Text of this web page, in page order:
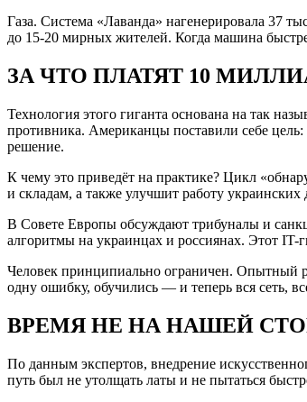
Газа. Система «Лаванда» нагенерировала 37
до 15-20 мирных жителей. Когда машина
ЗА ЧТО ПЛАТЯТ 10
Технология этого гиганта основана на так
противника. Американцы поставили себе
решение.
К чему это приведёт на практике? Цикл
и складам, а также улучшит работу
В Совете Европы обсуждают трибуналы и
алгоритмы на украинцах и россиянах. Этот
Человек принципиально ограничен. Опытный
одну ошибку, обучились — и теперь вся сеть,
ВРЕМЯ НЕ НА НАШЕЙ
По данным экспертов, внедрение
путь был не утолщать латы и не пытаться